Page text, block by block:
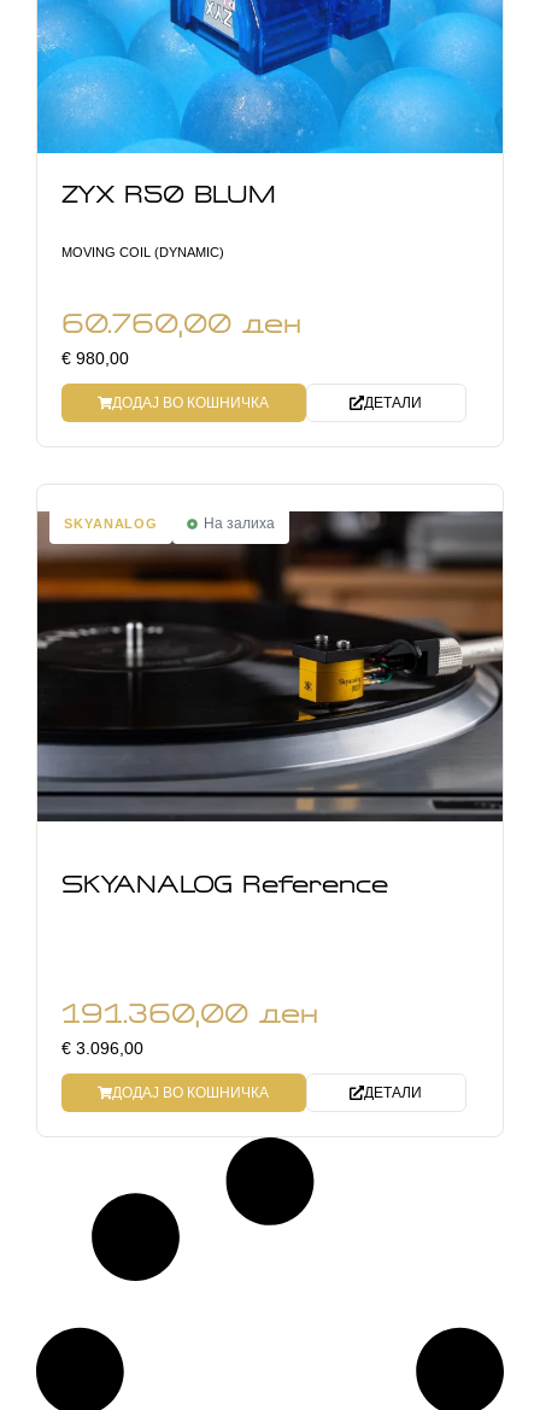
ZYX R50 BLUM
MOVING COIL (DYNAMIC)
60.760,00 ден
€ 980,00
ДОДАЈ ВО КОШНИЧКА ДЕТАЛИ
SKYANALOG На залиха
SKYANALOG Reference
191.360,00 ден
€ 3.096,00
ДОДАЈ ВО КОШНИЧКА ДЕТАЛИ